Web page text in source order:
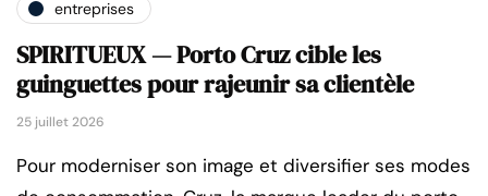
entreprises
SPIRITUEUX — Porto Cruz cible les
guinguettes pour rajeunir sa clientèle
25 juillet 2026
Pour moderniser son image et diversifier ses modes